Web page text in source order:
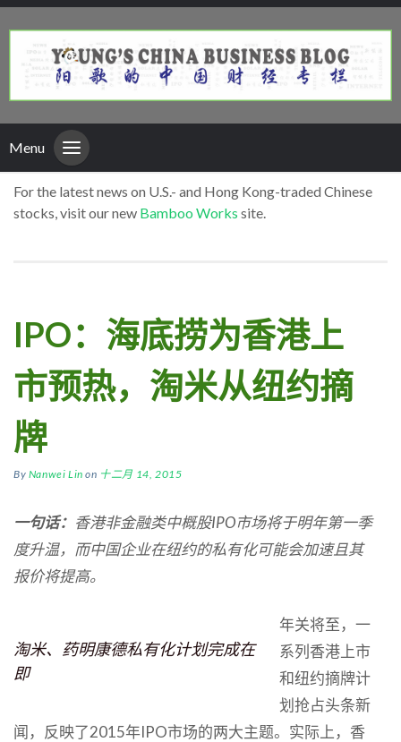
Menu
For the latest news on U.S.- and Hong Kong-traded Chinese
stocks, visit our new Bamboo Works site.
IPO：海底捞为香港上
市预热，淘米从纽约摘
牌
By Nanwei Lin on 十二月 14, 2015
一句话： 香港非金融类中概股IPO市场将于明年第一季
度升温，而中国企业在纽约的私有化可能会加速且其
报价将提高。
淘米、药明康德私有化计划完成在
即
年关将至，一
系列香港上市
和纽约摘牌计
划抢占头条新
闻，反映了2015年IPO市场的两大主题。实际上，香